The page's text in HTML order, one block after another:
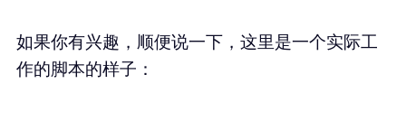
如果你有兴趣，顺便说一下，这里是一个实际工
作的脚本的样子：